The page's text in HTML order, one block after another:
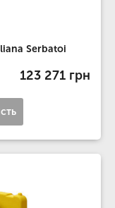
Serbatoi
123 271 грн